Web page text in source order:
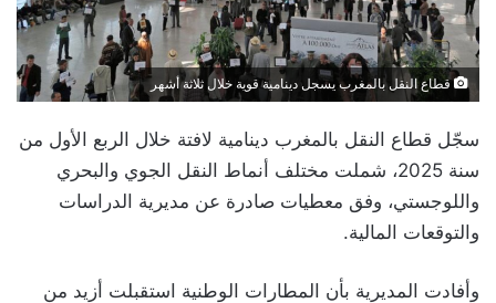
قطاع النقل بالمغرب يسجل دينامية قوية خلال ثلاثة أشهر
سجّل قطاع النقل بالمغرب دينامية لافتة خلال الربع الأول من
سنة 2025، شملت مختلف أنماط النقل الجوي والبحري
واللوجستي، وفق معطيات صادرة عن مديرية الدراسات
والتوقعات المالية.
وأفادت المديرية بأن المطارات الوطنية استقبلت أزيد من